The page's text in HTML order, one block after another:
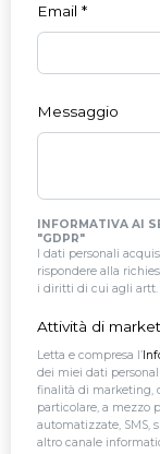
Email *
Messaggio
INFORMATIVA AI
"GDPR"
I dati personali
rispondere alla
i diritti di cui agli artt.
Attività di
Letta e compresa l’
dei miei dati
finalità di marketing,
particolare, a mezzo
automatizzate, SMS,
altro canale